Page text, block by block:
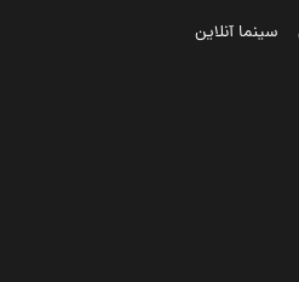
سینما آنلاین